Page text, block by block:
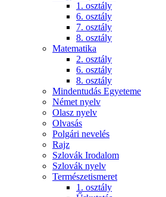
1. osztály
6. osztály
7. osztály
8. osztály
Matematika
2. osztály
6. osztály
8. osztály
Mindentudás Egyeteme
Német nyelv
Olasz nyelv
Olvasás
Polgári nevelés
Rajz
Szlovák Irodalom
Szlovák nyelv
Természetismeret
1. osztály